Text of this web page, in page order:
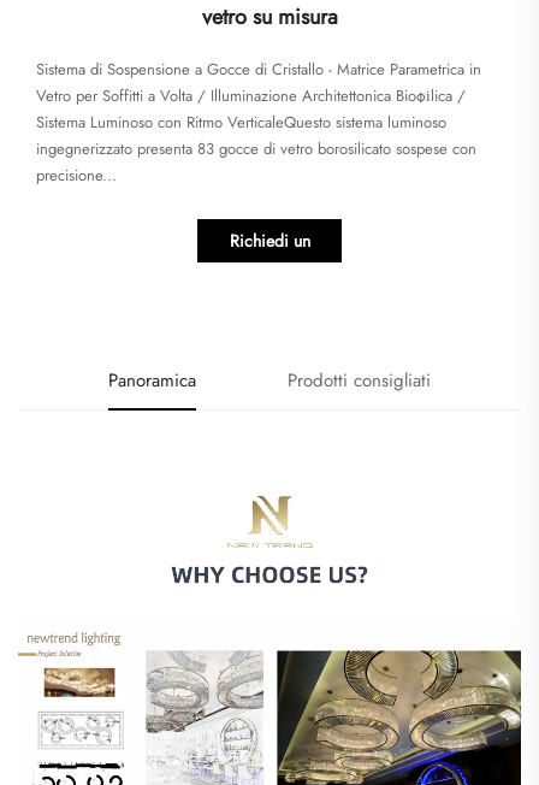
vetro su misura
Sistema di Sospensione a Gocce di Cristallo - Matrice Parametrica in
Vetro per Soffitti a Volta / Illuminazione Architettonica Biофіlica /
Sistema Luminoso con Ritmo VerticaleQuesto sistema luminoso
ingegnerizzato presenta 83 gocce di vetro borosilicato sospese con
precisione...
Richiedi un
Panoramica Prodotti consigliati